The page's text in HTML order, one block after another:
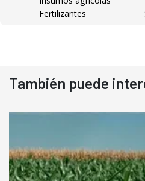
Fertilizantes
También puede